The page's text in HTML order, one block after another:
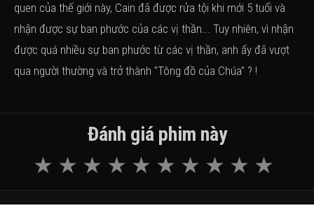
quen của thế giới này, Cain đã được rửa tội khi mới 5 tuổi và
nhận được sự ban phước của các vị thần... Tuy nhiên, vì nhận
được quá nhiều sự ban phước từ các vị thần, anh ấy đã vượt
qua người thường và trở thành "Tông đồ của Chúa" ? !
Đánh giá phim này